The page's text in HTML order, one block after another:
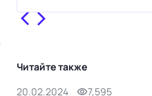
Читайте также
20.02.2024
7,595